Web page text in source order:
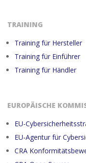
TRAINING
Training für Hersteller
Training für Einführer
Training für Händler
EUROPÄISCHE
EU-
EU-Agentur für
CRA